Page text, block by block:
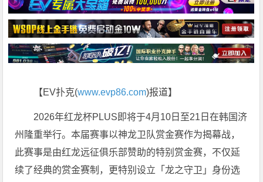
【EV扑克(www.evp86.com)报道】
2026年红龙杯PLUS即将于4月10日至21日在韩国济
州隆重举行。本届赛事以神龙卫队赏金赛作为揭幕战，
此赛事是由红龙远征俱乐部赞助的特别赏金赛，不仅延
续了经典的赏金赛制，更特别设立「龙之守卫」身份选